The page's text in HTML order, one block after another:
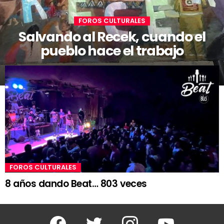
FOROS CULTURALES
Salvando al Recek, cuando el
pueblo hace el trabajo
FOROS CULTURALES
8 años dando Beat… 803 veces
Facebook Twitter Instagram Youtube